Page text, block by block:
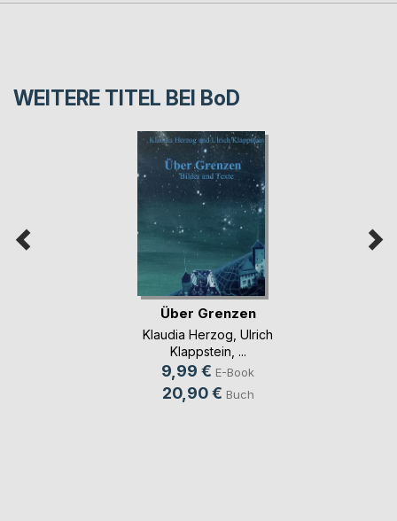
WEITERE TITEL BEI BoD
Über Grenzen
Klaudia Herzog Ulrich
Klappstein , ...
9,99 € E-Book
20,90 € Buch